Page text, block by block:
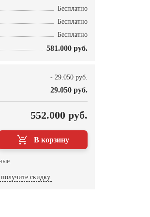
Бесплатно
Бесплатно
Бесплатно
581.000 руб.
- 29.050 руб.
29.050 руб.
552.000 руб.
В корзину
скидку.